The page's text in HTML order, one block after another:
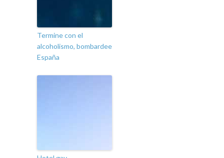
Termine con el
alcoholismo, bombardee
España